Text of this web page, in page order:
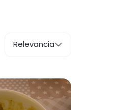
Relevancia